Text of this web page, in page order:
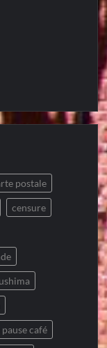
postale
censure
pause café